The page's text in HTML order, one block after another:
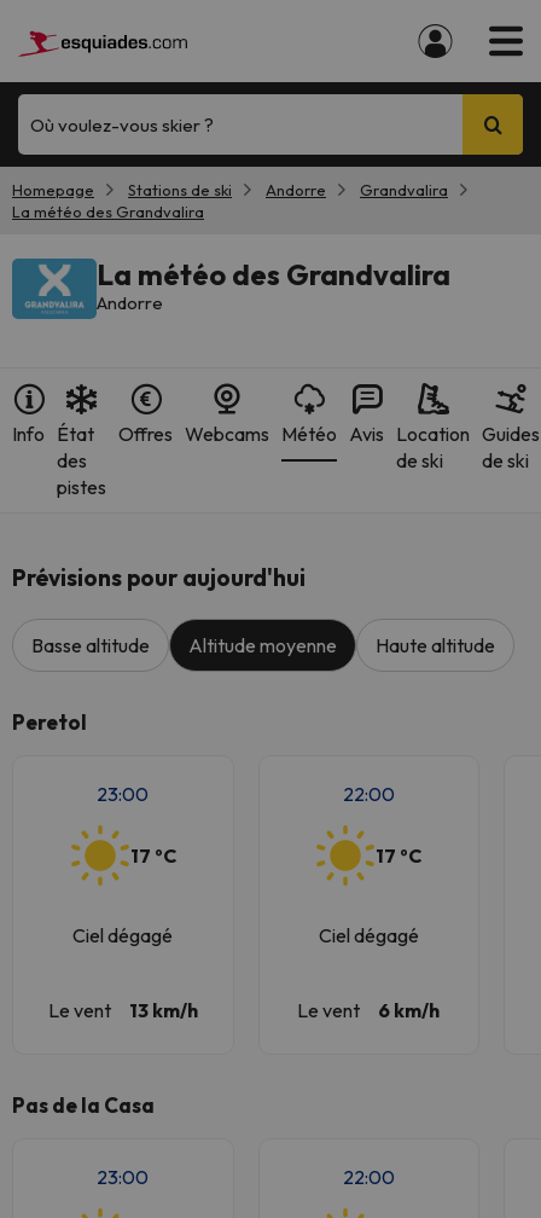
Où voulez-vous skier ?
Homepage Stations de ski Andorre
Grandvalira
La météo des Grandvalira
La météo des Grandvalira
Andorre
Info État
des
pistes
Offres Webcams Météo Avis Location
de ski
Guides
de ski
Prévisions pour aujourd'hui
Basse altitude Altitude moyenne Haute altitude
Peretol
23:00
17 ºC
Ciel dégagé
Le vent 13 km/h
22:00
17 ºC
Ciel dégagé
Le vent 6 km/h
Pas de la Casa
23:00 22:00